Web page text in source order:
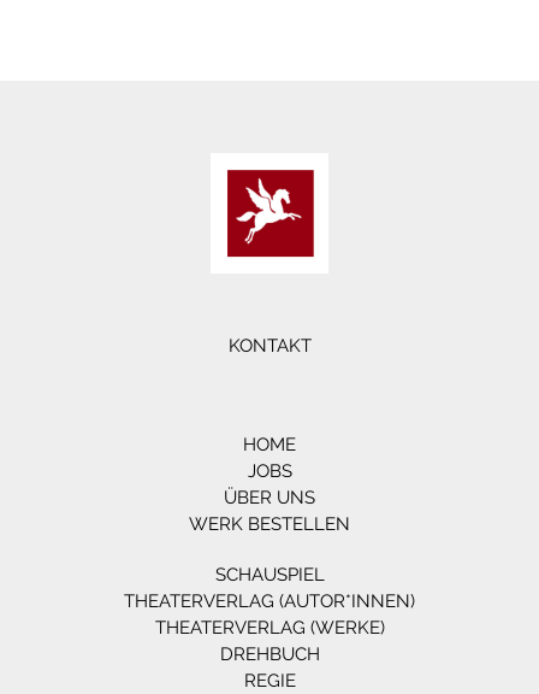
KONTAKT
HOME
JOBS
ÜBER UNS
WERK BESTELLEN
SCHAUSPIEL
THEATERVERLAG (AUTOR*INNEN)
THEATERVERLAG (WERKE)
DREHBUCH
REGIE